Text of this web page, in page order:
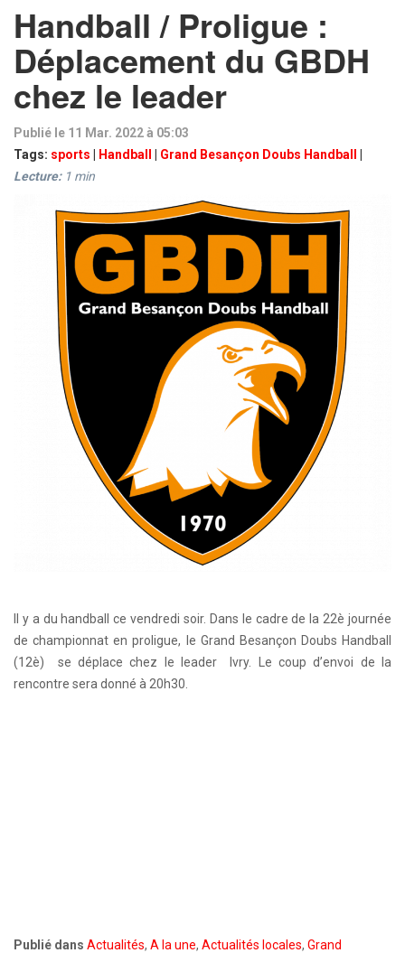
Handball / Proligue :
Déplacement du GBDH
chez le leader
Publié le 11 Mar. 2022 à 05:03
Tags: sports Handball Grand Besançon Doubs Handball
Lecture: 1 min
Il y a du handball ce vendredi soir. Dans le cadre de la 22è journée
de championnat en proligue, le Grand Besançon Doubs Handball
(12è) se déplace chez le leader Ivry. Le coup d’envoi de la
rencontre sera donné à 20h30.
Publié dans Actualités, A la une, Actualités locales, Grand